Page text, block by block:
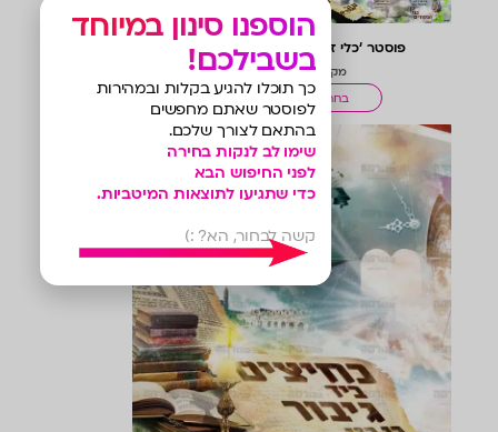
פוסטר ‘כלי זין’ צבעוני לכיתה ח’
מק"ט: 1005G
בחר אפשרויות
הוספנו סינון במיוחד
בשבילכם!
כך תוכלו להגיע בקלות ובמהירות
לפוסטר שאתם מחפשים
בהתאם לצורך שלכם.
שימו לב לנקות בחירה
לפני החיפוש הבא
כדי שתגיעו לתוצאות המיטביות.
קשה לבחור, הא? :)